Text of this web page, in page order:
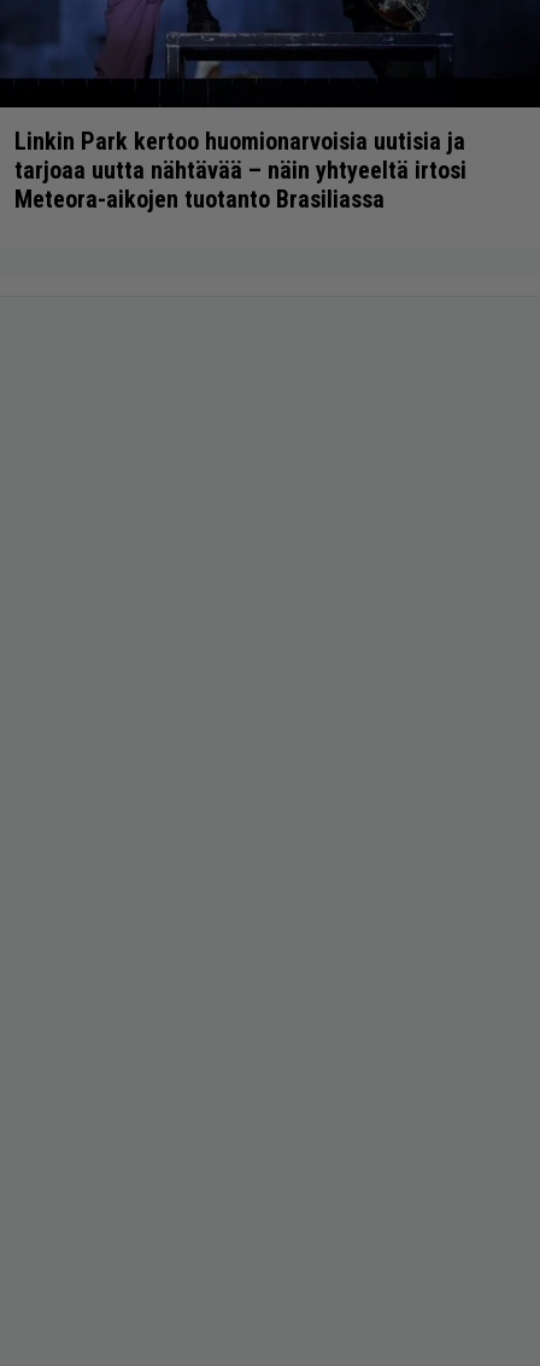
Linkin Park kertoo huomionarvoisia uutisia ja
tarjoaa uutta nähtävää – näin yhtyeeltä irtosi
Meteora-aikojen tuotanto Brasiliassa